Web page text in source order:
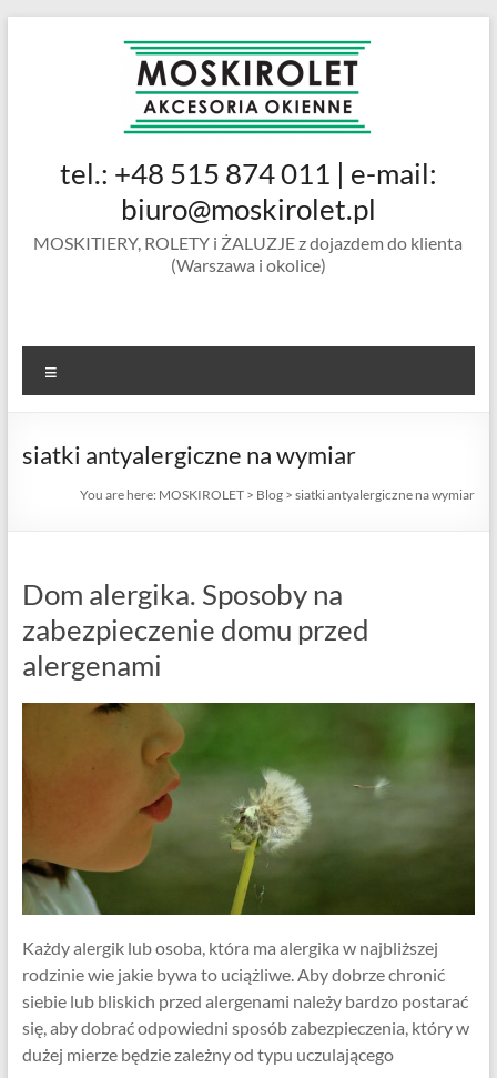
MOSKIROLET
siatki na
okienne |
ramkowe i
drzwiowe
tel.: +48 515 874 011 | e-mail:
biuro@moskirolet.pl
MOSKITIERY, ROLETY i ŻALUZJE z dojazdem do klienta
(Warszawa i okolice)
siatki antyalergiczne na wymiar
You are here: MOSKIROLET > Blog >siatki antyalergiczne na wymiar
Dom alergika. Sposoby na
zabezpieczenie domu przed
alergenami
Każdy alergik lub osoba, która ma alergika w najbliższej
rodzinie wie jakie bywa to uciążliwe. Aby dobrze chronić
siebie lub bliskich przed alergenami należy bardzo postarać
się, aby dobrać odpowiedni sposób zabezpieczenia, który w
dużej mierze będzie zależny od typu uczulającego